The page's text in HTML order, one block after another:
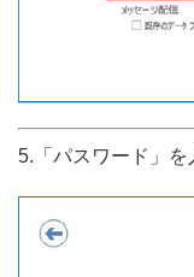
5.「パスワード」を